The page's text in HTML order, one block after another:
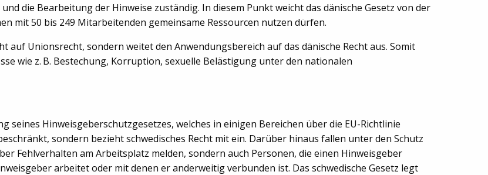
die Bearbeitung der Hinweise zuständig. In diesem Punkt weicht das dänische Gesetz von der
mit 50 bis 249 Mitarbeitenden gemeinsame Ressourcen nutzen dürfen.
auf Unionsrecht, sondern weitet den Anwendungsbereich auf das dänische Recht aus. Somit
wie z. B. Bestechung, Korruption, sexuelle Belästigung unter den nationalen
seines Hinweisgeberschutzgesetzes, welches in einigen Bereichen über die EU-Richtlinie
sondern bezieht schwedisches Recht mit ein. Darüber hinaus fallen unter den Schutz
Fehlverhalten am Arbeitsplatz melden, sondern auch Personen, die einen Hinweisgeber
arbeitet oder mit denen er anderweitig verbunden ist. Das schwedische Gesetz legt